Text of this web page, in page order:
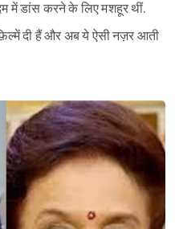
में डांस करने के लिए मशहूर थीं.
दी हैं और अब ये ऐसी नज़र आती